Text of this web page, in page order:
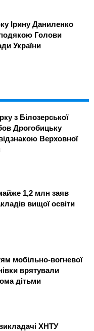
Ірину Даниленко
Голови
України
з Білозерської
Дрогобицьку
Верховної
1,2 млн заяв
вищої освіти
мобільно-вогневої
врятували
дітьми
ХНТУ